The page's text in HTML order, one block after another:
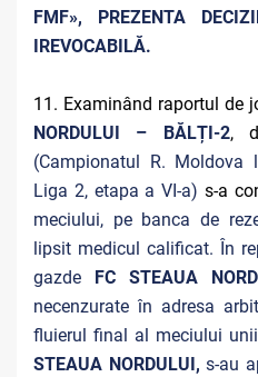
FMF», PREZENTA
IREVOCABILĂ.
11. Examinând raportul de
NORDULUI – BĂLȚI-2,
(Campionatul R. Moldova
Liga 2, etapa a VI-a) s-a
meciului, pe banca de
lipsit medicul calificat. În
gazde FC STEAUA
necenzurate în adresa
fluierul final al meciului
STEAUA NORDULUI, s-au